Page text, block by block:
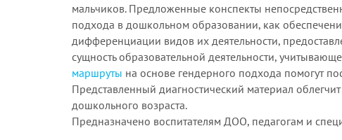
мальчиков. Предложенные конспекты
подхода в дошкольном образовании, как
дифференциации видов их деятельности,
сущность образовательной деятельности,
маршруты на основе гендерного подхода помогут
Представленный диагностический материал
дошкольного возраста.
Предназначено воспитателям ДОО, педагогам и